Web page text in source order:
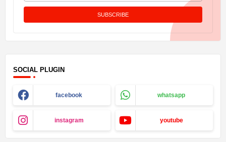
SOCIAL PLUGIN
facebook whatsapp
instagram youtube